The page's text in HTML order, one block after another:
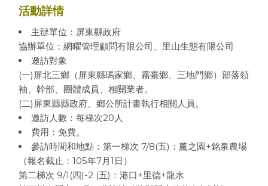
活動詳情
主辦單位：屏東縣政府
協辦單位：網曜管理顧問有限公司、里山生態有限公司
邀訪對象
(一)屏北三鄉（屏東縣瑪家鄉、霧臺鄉、三地門鄉）部落領
袖、幹部、團體成員、相關業者。
(二)屏東縣縣政府、鄉公所計畫執行相關人員。
邀訪人數：每梯次20人
費用：免費。
參訪時間和地點：第一梯次 7/8(五)：薰之園+銘泉農場
（報名截止：105年7月1日）
第二梯次 9/1(四)-2 (五)：港口+里德+龍水